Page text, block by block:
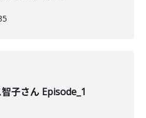
子さん Episode_1